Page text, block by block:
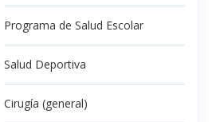
Programa de Salud Escolar
Salud Deportiva
Cirugía (general)